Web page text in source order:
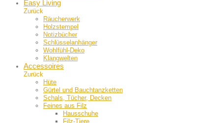
Easy Living
Zurück
Räucherwerk
Holzstempel
Notizbücher
Schlüsselanhänger
Wohlfühl-Deko
Klangwelten
Accessoires
Zurück
Hüte
Gürtel und Bauch­tanzketten
Schals, Tücher, Decken
Feines aus Filz
Hausschuhe
Filz-Tiere